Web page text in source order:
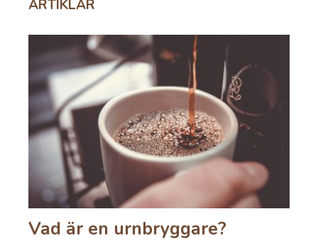
ARTIKLAR
Vad är en urnbryggare?